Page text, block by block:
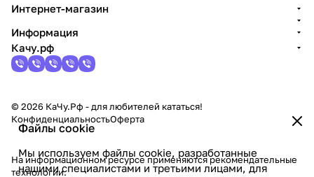
Файлы cookie
Мы используем файлы cookie, разработанные
нашими специалистами и третьими лицами, для
Интернет-магазин
Информация
Качу.рф
© 2026 КаЧу.Рф - для любителей кататься!
КонфиденциальностьОферта
На информационном ресурсе применяютсярекомендательные
технологии.